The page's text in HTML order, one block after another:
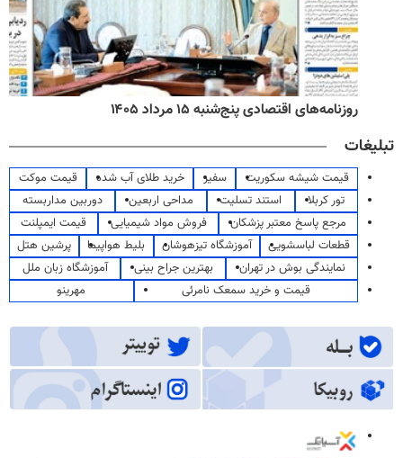
روزنامه‌های اقتصادی پنج‌شنبه ۱۵ مرداد ۱۴۰۵
تبلیغات
قیمت شیشه سکوریت سفیر خرید طلای آب شده
قیمت موکت
تور کربلا
استند تسلیت مداحی اربعین
دوربین مداربسته
مرجع پاسخ معتبر پزشکان
فروش مواد شیمیایی
قیمت ایمپلنت
قطعات لباسشویی
آموزشگاه تیزهوشان بلیط هواپیما
پرشین هتل
نمایندگی بوش در تهران
بهترین جراح بینی
آموزشگاه زبان ملل
قیمت و خرید سمعک نامرئی
مهرینو